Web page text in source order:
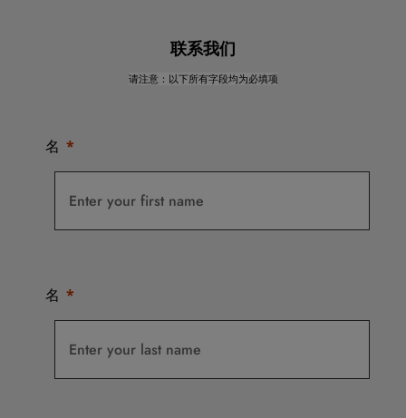
联系我们
请注意：以下所有字段均为必填项
名
名